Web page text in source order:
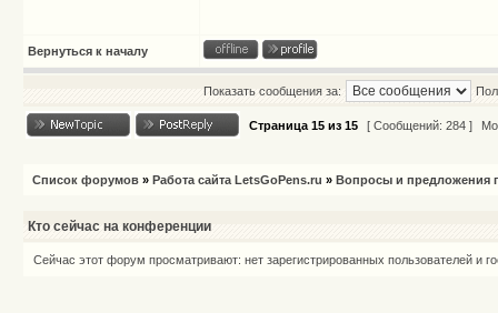
Вернуться к началу
Показать сообщения за:
Страница 15 из 15 [ Сообщений: 284 ]
Список форумов » Работа сайта LetsGoPens.ru » Вопросы и предложения
Кто сейчас на конференции
Сейчас этот форум просматривают: нет зарегистрированных пользователей и